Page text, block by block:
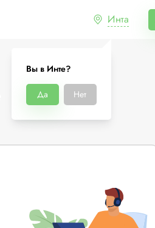
Инта
Вы в Инте?
Да Нет